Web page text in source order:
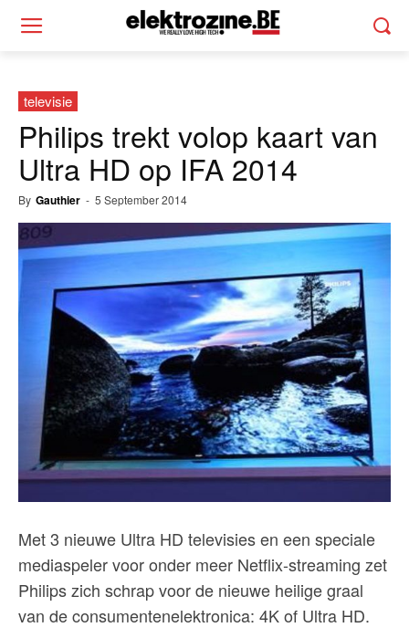
televisie
Philips trekt volop kaart van
Ultra HD op IFA 2014
By Gauthier - 5 September 2014
Met 3 nieuwe Ultra HD televisies en een speciale
mediaspeler voor onder meer Netflix-streaming zet
Philips zich schrap voor de nieuwe heilige graal
van de consumentenelektronica: 4K of Ultra HD.